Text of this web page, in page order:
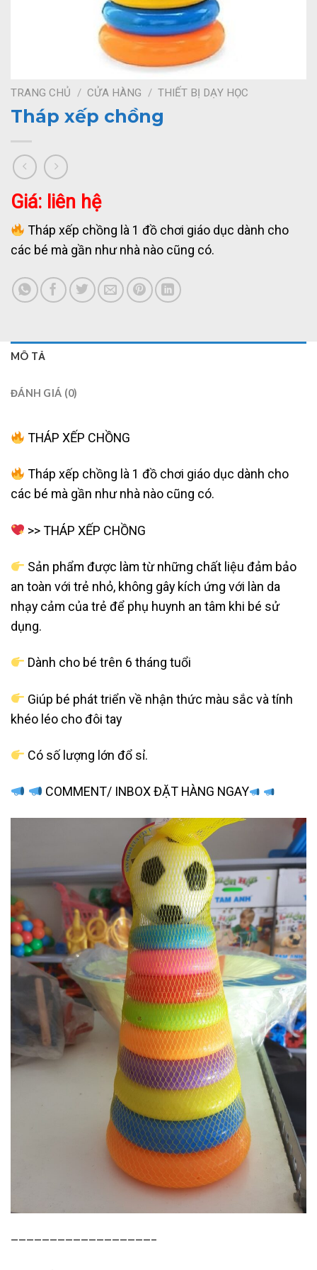
TRANG CHỦ / CỬA HÀNG / THIẾT BỊ DẠY HỌC
Tháp xếp chồng
Giá: liên hệ
Tháp xếp chồng là 1 đồ chơi giáo dục dành cho
các bé mà gần như nhà nào cũng có.
MÔ TẢ
ĐÁNH GIÁ (0)
THÁP XẾP CHỒNG
Tháp xếp chồng là 1 đồ chơi giáo dục dành cho
các bé mà gần như nhà nào cũng có.
>> THÁP XẾP CHỒNG
Sản phẩm được làm từ những chất liệu đảm bảo
an toàn với trẻ nhỏ, không gây kích ứng với làn da
nhạy cảm của trẻ để phụ huynh an tâm khi bé sử
dụng.
Dành cho bé trên 6 tháng tuổi
Giúp bé phát triển về nhận thức màu sắc và tính
khéo léo cho đôi tay
Có số lượng lớn đổ sỉ.
COMMENT/ INBOX ĐẶT HÀNG NGAY
——————————————————–